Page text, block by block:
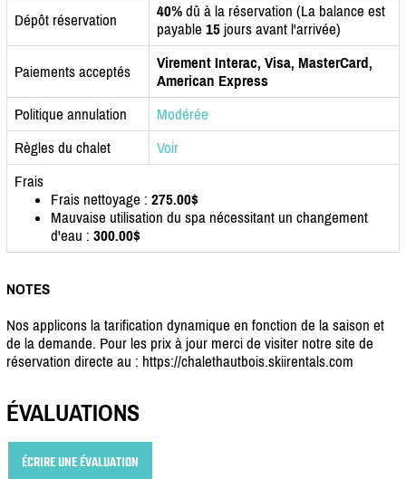
Dépôt réservation 40% dû à la réservation (La balance est
payable 15 jours avant l'arrivée)
Paiements acceptés
Virement Interac, Visa, MasterCard,
American Express
Politique annulation
Modérée
Règles du chalet
Voir
Frais
Frais nettoyage : 275.00$
Mauvaise utilisation du spa nécessitant un changement
d'eau : 300.00$
NOTES
Nos applicons la tarification dynamique en fonction de la saison et
de la demande. Pour les prix à jour merci de visiter notre site de
réservation directe au : https://chalethautbois.skiirentals.com
ÉVALUATIONS
ÉCRIRE UNE ÉVALUATION